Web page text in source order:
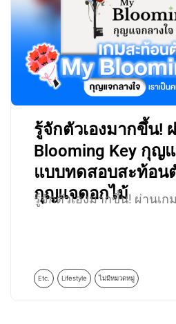
รู้จักตัวเองมากขึ้น!
Blooming Key กุญ
แบบทดสอบสะท้อน
กุญแจดอกไม้
รู้จักตัวเองมากขึ้น! ผ่านเก
Etc. Lifestyle ไม่มีหมวดหมู่